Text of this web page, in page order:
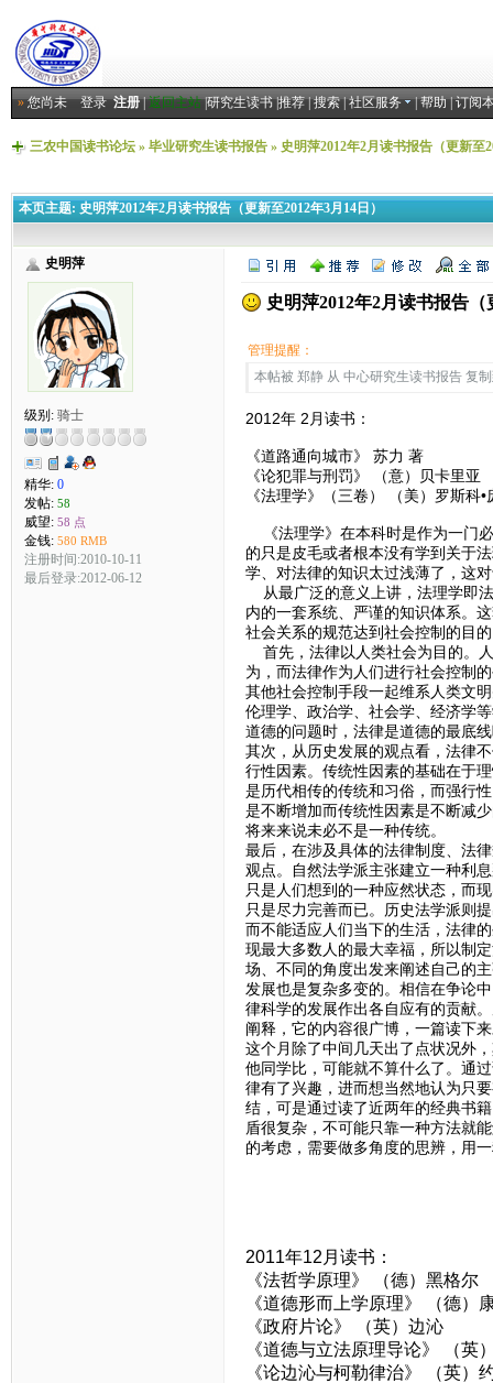
»您尚未登录 注册|返回主站|研究生读书|推荐|搜索|社区服务 |帮助|订阅
三农中国读书论坛» 毕业研究生读书报告» 史明萍2012年2月读书报告（更新至
本页主题: 史明萍2012年2月读书报告（更新至2012年3月14日）
史明萍
级别: 骑士
精华: 0
发帖: 58
威望: 58 点
金钱: 580 RMB
注册时间:2010-10-11
最后登录:2012-06-12
史明萍2012年2月读书报告
管理提醒：
本帖被 郑静 从 中心研究生读书报告 复
2012年 2月读书：
《道路通向城市》 苏力 著
《论犯罪与刑罚》 （意）贝卡里亚
《法理学》（三卷） （美）罗斯科•
《法理学》在本科时是作为一门
的只是皮毛或者根本没有学到关于
学、对法律的知识太过浅薄了，这
从最广泛的意义上讲，法理学即
内的一套系统、严谨的知识体系。
社会关系的规范达到社会控制的目
首先，法律以人类社会为目的。
为，而法律作为人们进行社会控制
其他社会控制手段一起维系人类文
伦理学、政治学、社会学、经济学
道德的问题时，法律是道德的最底
其次，从历史发展的观点看，法律
行性因素。传统性因素的基础在于
是历代相传的传统和习俗，而强行
是不断增加而传统性因素是不断减
将来来说未必不是一种传统。
最后，在涉及具体的法律制度、法
观点。自然法学派主张建立一种利
只是人们想到的一种应然状态，而
只是尽力完善而已。历史法学派则
而不能适应人们当下的生活，法律
现最大多数人的最大幸福，所以制
场、不同的角度出发来阐述自己的
发展也是复杂多变的。相信在争论
律科学的发展作出各自应有的贡献
阐释，它的内容很广博，一篇读下
这个月除了中间几天出了点状况外
他同学比，可能就不算什么了。通
律有了兴趣，进而想当然地认为只
结，可是通过读了近两年的经典书
盾很复杂，不可能只靠一种方法就
的考虑，需要做多角度的思辨，用
2011年12月读书：
《法哲学原理》 （德）黑格尔
《道德形而上学原理》 （德）
《政府片论》 （英）边沁
《道德与立法原理导论》 （英
《论边沁与柯勒律治》 （英）